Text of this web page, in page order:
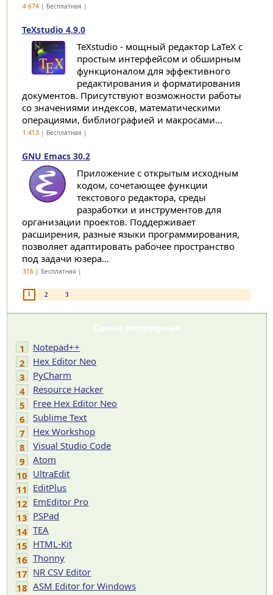
4 674| Бесплатная |
TeXstudio 4.9.0
TeXstudio - мощный редактор LaTeX с
простым интерфейсом и обширным
функционалом для эффективного
редактирования и форматирования
документов. Присутствуют возможности работы
со значениями индексов, математическими
операциями, библиографией и макросами...
1 413| Бесплатная |
GNU Emacs 30.2
Приложение с открытым исходным
кодом, сочетающее функции
текстового редактора, среды
разработки и инструментов для
организации проектов. Поддерживает
расширения, разные языки программирования,
позволяет адаптировать рабочее пространство
под задачи юзера...
316| Бесплатная |
1 2 3
Самые популярные
1
Notepad++
2
Hex Editor Neo
3
PyCharm
4
Resource Hacker
5
Free Hex Editor Neo
6
Sublime Text
7
Hex Workshop
8
Visual Studio Code
9
Atom
10 UltraEdit
11 EditPlus
12 EmEditor Pro
13 PSPad
14 TEA
15 HTML-Kit
16 Thonny
17 NR CSV Editor
18 ASM Editor for Windows